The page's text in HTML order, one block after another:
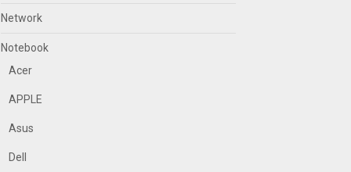
Network
Notebook
Acer
APPLE
Asus
Dell